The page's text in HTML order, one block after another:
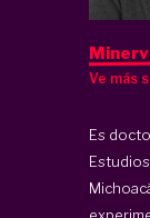
Ve más
Es